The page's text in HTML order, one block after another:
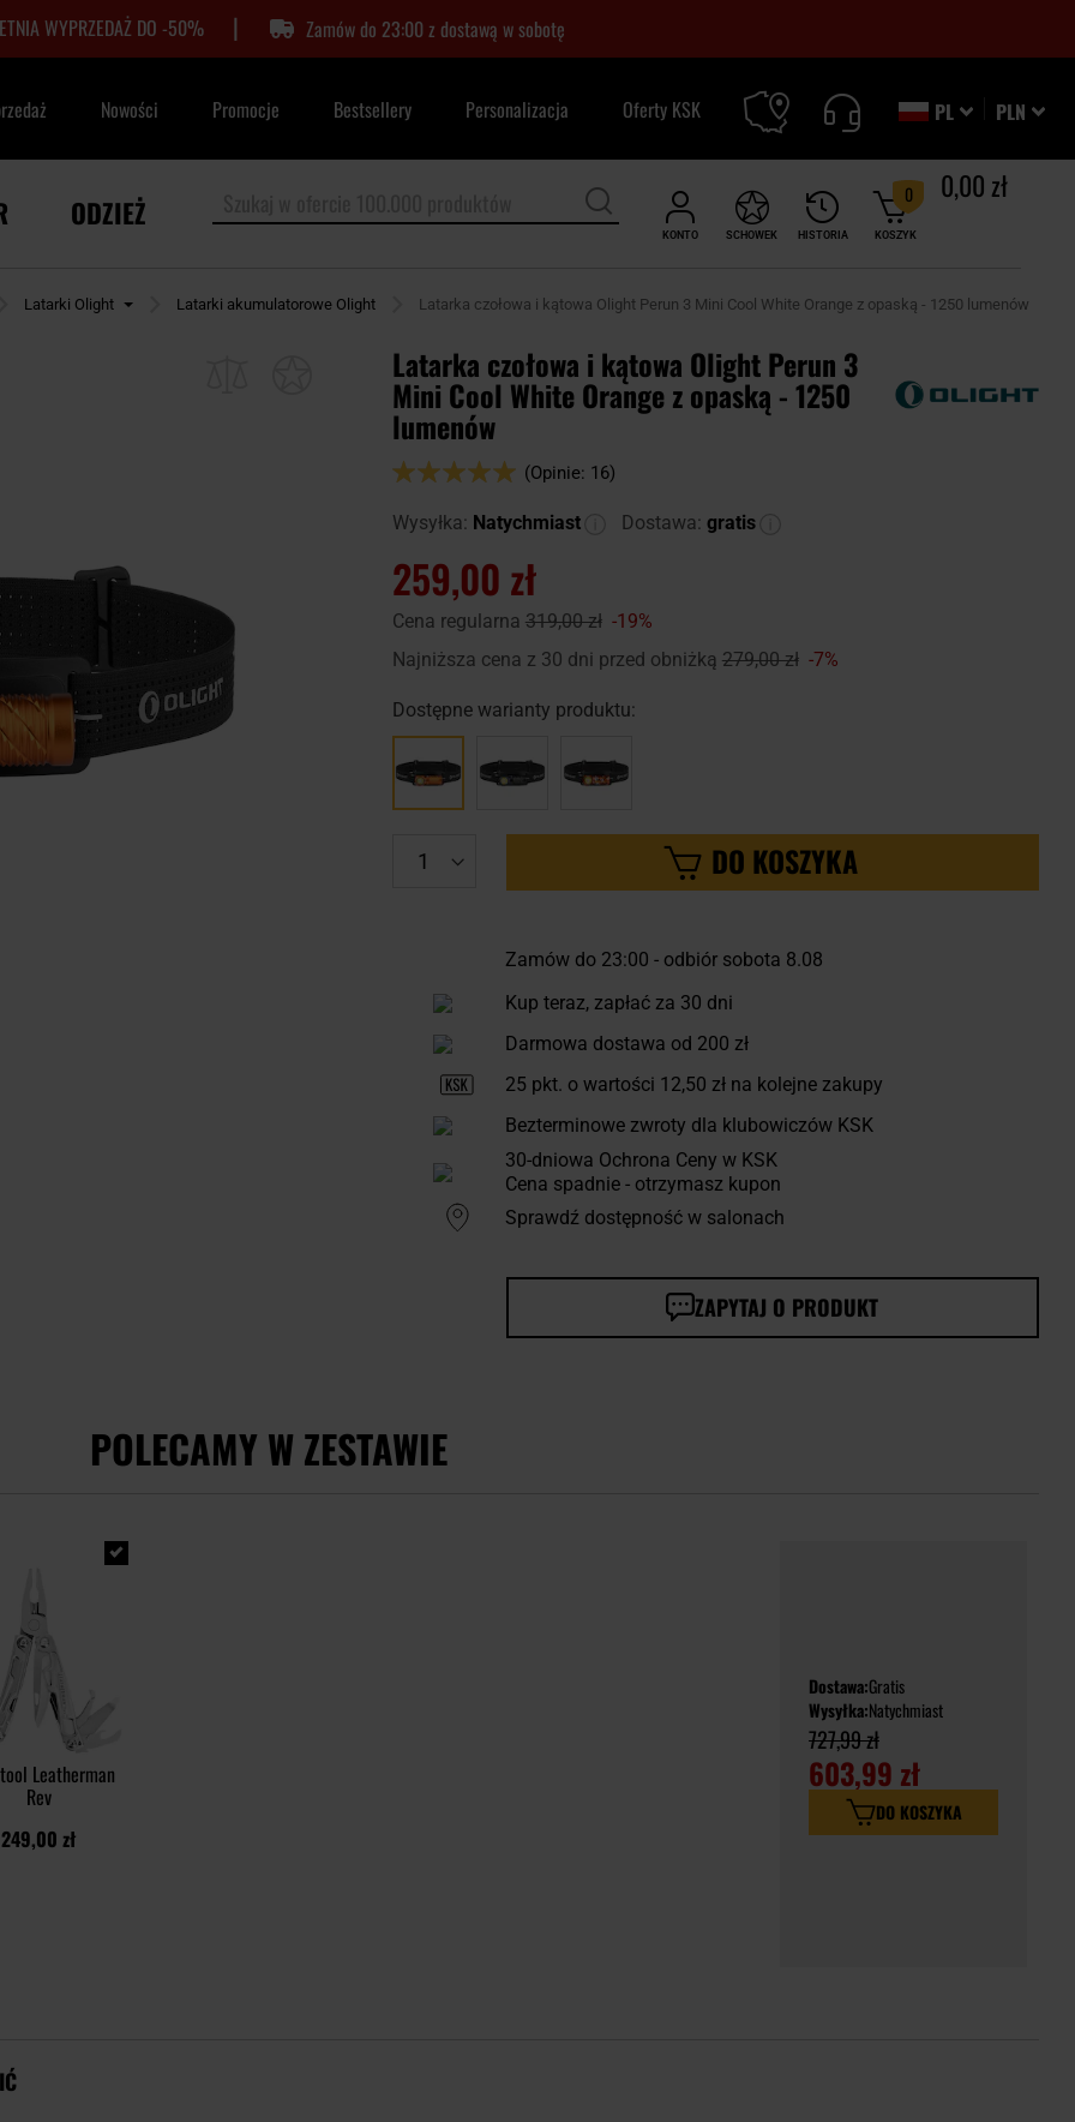
WYPRZEDAŻ DO -50% | Zamów do 23:00 z dostawą w sobotę
PLN
PL
Nowości Promocje Bestsellery Personalizacja Oferty KSK
KONTO HISTORIA
SCHOWEK KOSZYK
0 0,00 zł
ODZIEŻ
Latarki Olight Latarki akumulatorowe Olight Latarka czołowa i kątowa Olight Perun 3 Mini Cool White Orange z opaską - 1250 lumenów
Latarka czołowa i kątowa Olight Perun 3
Mini Cool White Orange z opaską - 1250
lumenów
Ocena:
(Opinie: 16)
Wysyłka: Natychmiast Dostawa: gratis
259,00 zł
Cena regularna 319,00 zł -19%
Najniższa cena z 30 dni przed obniżką 279,00 zł -7%
Dostępne warianty produktu:
DO KOSZYKA
Zamów do 23:00 -odbiór sobota 8.08
Kup teraz, zapłać za 30 dni
Darmowa dostawa od 200 zł
25 pkt. o wartości 12,50 złna kolejne zakupy
Bezterminowe zwroty dla klubowiczów KSK
30-dniowa Ochrona Ceny w KSK
Cena spadnie - otrzymasz kupon
Sprawdź dostępność w salonach
ZAPYTAJ O PRODUKT
POLECAMY W ZESTAWIE
Leatherman
Rev
249,00 zł
Dostawa:Gratis
Wysyłka:Natychmiast
727,99 zł
603,99 zł
DO KOSZYKA